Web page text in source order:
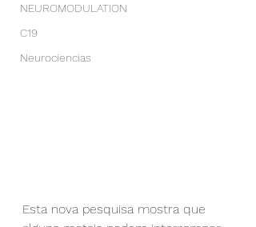
NEUROMODULATION
C19
Neurociencias
Esta nova pesquisa mostra que